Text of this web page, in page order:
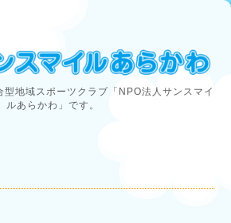
型地域スポーツクラブ「NPO法人サンスマイ
ルあらかわ」です。